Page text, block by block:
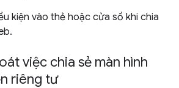
kiện vào thẻ hoặc cửa sổ khi chia
việc chia sẻ màn hình
riêng tư